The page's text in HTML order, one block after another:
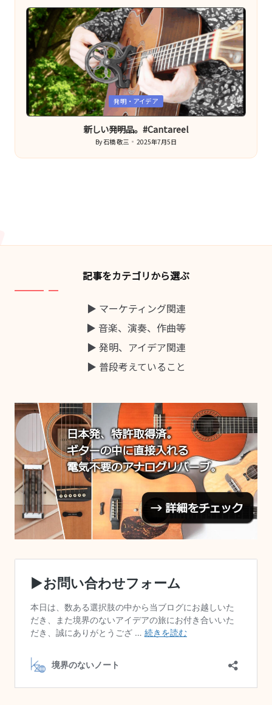
by
Posted
in
発明・アイデア
新しい発明品。#Cantareel
Posted
by
By石橋 敬三 2025年7月5日
記事をカテゴリから選ぶ
▶ マーケティング関連
▶ 音楽、演奏、作曲等
▶ 発明、アイデア関連
▶ 普段考えていること